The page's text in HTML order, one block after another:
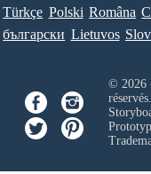
Türkçe Polski Româna
български Lietuvos
© 2026
réservés.